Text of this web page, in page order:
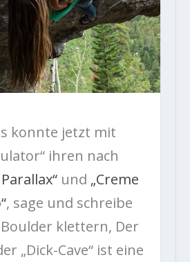
konnte jetzt mit
ihren nach
und „Creme
, sage und schreibe
klettern, Der
„Dick-Cave“ ist eine